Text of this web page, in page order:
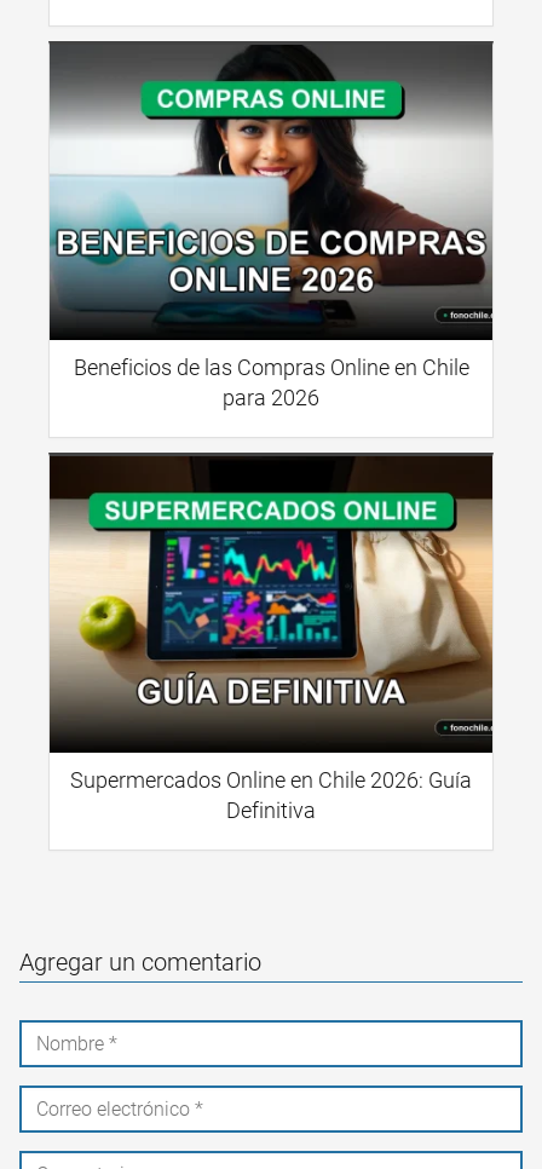
Beneficios de las Compras Online en Chile
para 2026
Supermercados Online en Chile 2026: Guía
Definitiva
Agregar un comentario